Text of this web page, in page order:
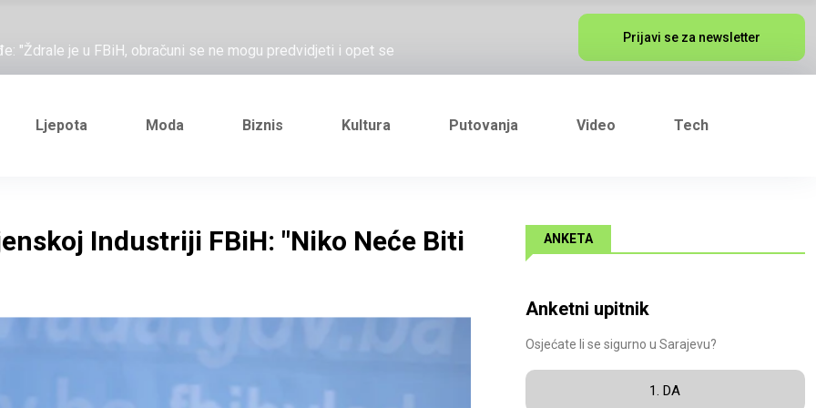
"Ždrale je u FBiH, obračuni se ne mogu predvidjeti i opet se
Željezničarov Karamarko
je general Izet Nanić, pogibijom je probio blokadu koja je
Željezničarov Karamarko
Prijavi se za newsletter
Ljepota Moda Biznis Kultura Putovanja Video Tech
Industriji FBiH: "Niko Neće Biti
ANKETA
Anketni upitnik
Osjećate li se sigurno u Sarajevu?
1. DA